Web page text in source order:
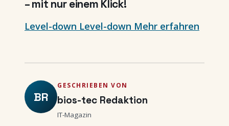
– mit nur einem Klick!
Level-down Level-down Mehr erfahren
BR
GESCHRIEBEN VON
bios-tec Redaktion
IT-Magazin